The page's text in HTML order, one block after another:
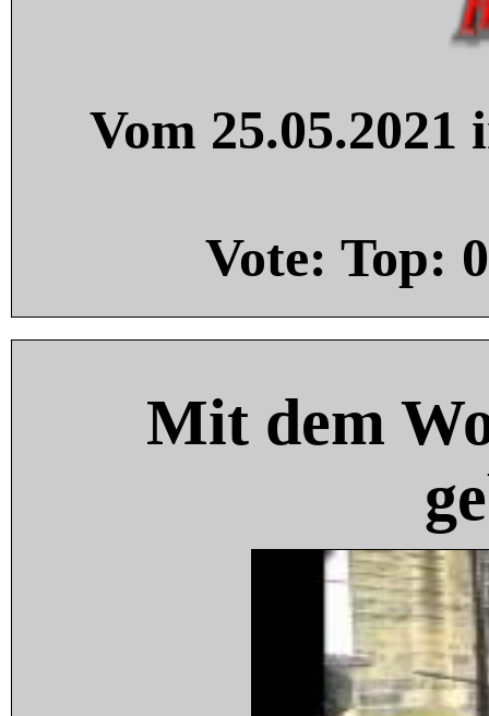
Vom
Vote: Top: 0
Mit dem